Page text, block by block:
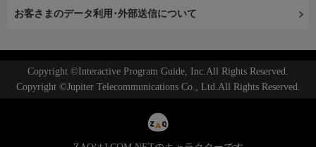
お客さまのデータ利用･外部送信について
Copyright ©Interactive Program Guide, Inc.All Rights Reserved.
Copyright ©Jupiter Telecommunications Co., Ltd.All Rights Reserved.